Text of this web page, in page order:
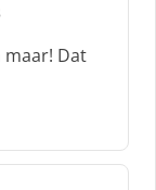
maar! Dat